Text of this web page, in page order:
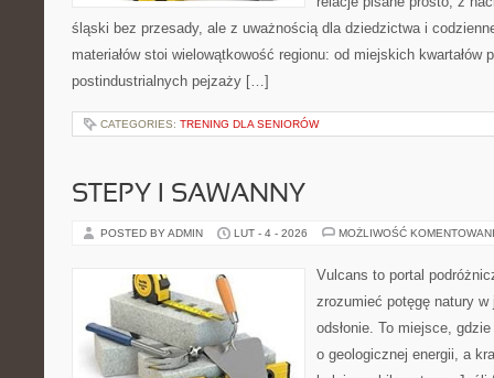
śląski bez przesady, ale z uważnością dla dziedzictwa i
materiałów stoi wielowątkowość regionu: od miejskich kwartałów
postindustrialnych pejzaży […]
CATEGORIES: TRENING DLA SENIORÓW
STEPY I SAWANNY
POSTED BY ADMIN LUT - 4 - 2026 MOŻLIWOŚĆ
Vulcans to portal
zrozumieć potęgę natury w
odsłonie. To miejsce,
o geologicznej energii, a